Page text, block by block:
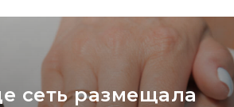
сеть размещала